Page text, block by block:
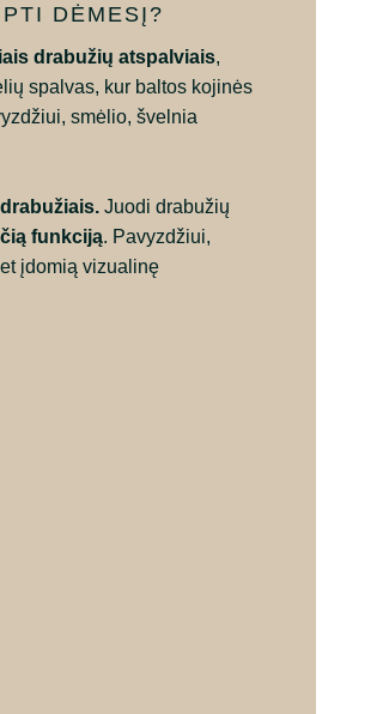
DĖMESĮ?
drabužių atspalviais,
spalvas, kur baltos kojinės
smėlio, švelnia
drabužiais. Juodi drabužių
funkciją. Pavyzdžiui,
įdomią vizualinę